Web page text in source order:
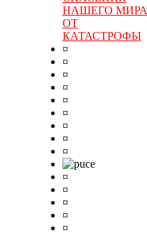
НАШЕГО МИРА
ОТ
КАТАСТРОФЫ
¤
¤
¤
¤
¤
¤
¤
¤
¤
¤
¤
¤
¤
¤